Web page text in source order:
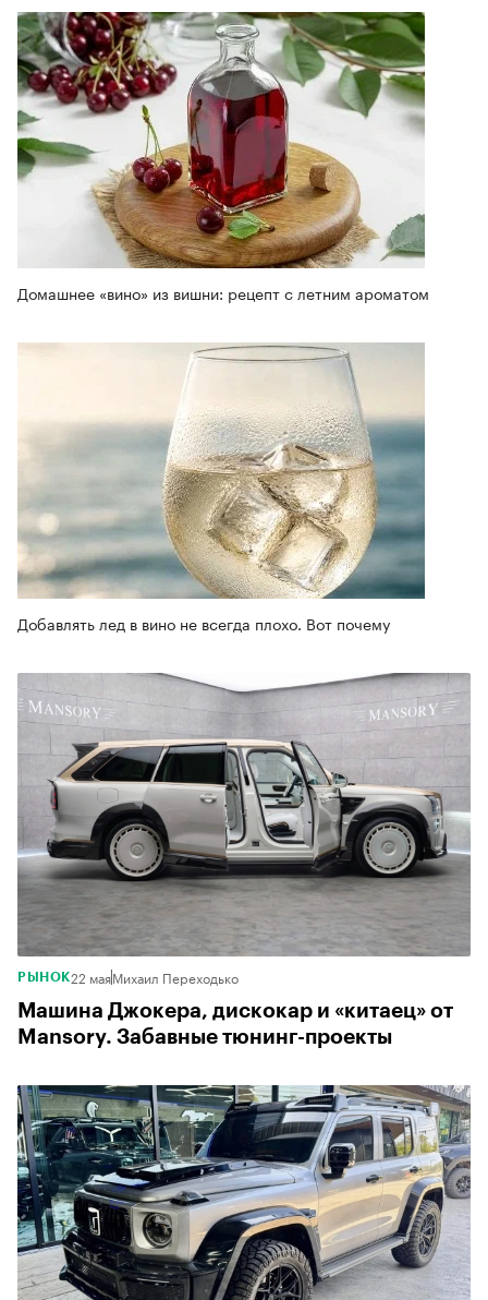
Домашнее «вино» из вишни: рецепт с летним ароматом
Добавлять лед в вино не всегда плохо. Вот почему
РЫНОК22 маяМихаил Переходько
Машина Джокера, дискокар и «китаец» от
Mansory. Забавные тюнинг-проекты